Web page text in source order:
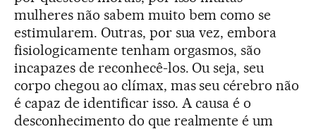
mulheres não sabem muito bem como se
estimularem. Outras, por sua vez, embora
fisiologicamente tenham orgasmos, são
incapazes de reconhecê-los. Ou seja, seu
corpo chegou ao clímax, mas seu cérebro não
é capaz de identificar isso. A causa é o
desconhecimento do que realmente é um